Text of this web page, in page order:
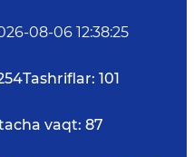
08-06 12:38:25
Tashriflar: 101
vaqt: 87